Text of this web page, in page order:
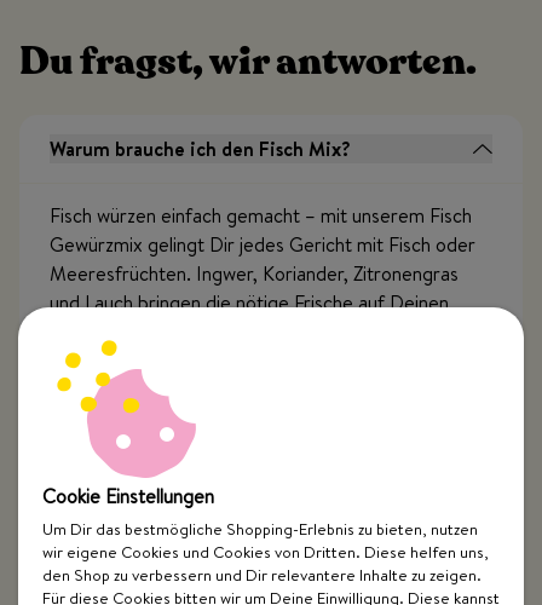
Du fragst, wir antworten.
Warum brauche ich den Fisch Mix?
Fisch würzen einfach gemacht – mit unserem Fisch
Gewürzmix gelingt Dir jedes Gericht mit Fisch oder
Meeresfrüchten. Ingwer, Koriander, Zitronengras
und Lauch bringen die nötige Frische auf Deinen
brauchst – in einer Dose.
Passt der Fisch Mix nur zu Fisch?
Wie verwende ich den Fisch Mix?
Cookie Einstellungen
Um Dir das bestmögliche Shopping-Erlebnis zu bieten, nutzen
wir eigene Cookies und Cookies von Dritten. Diese helfen uns,
den Shop zu verbessern und Dir relevantere Inhalte zu zeigen.
Für diese Cookies bitten wir um Deine Einwilligung. Diese kannst